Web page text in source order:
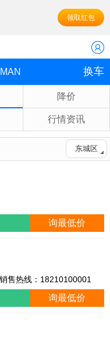
领取红包
换车
降价
行情资讯
东城区
询最低价
售热线：18210100001
询最低价